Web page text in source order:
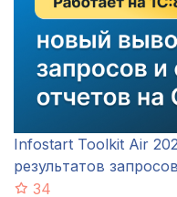
Infostart Toolkit Air
результатов
34